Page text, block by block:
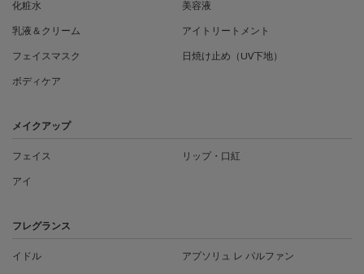
化粧水 美容液
乳液＆クリーム アイトリートメント
フェイスマスク 日焼け止め（UV下地）
ボディケア
メイクアップ
フェイス リップ・口紅
アイ
フレグランス
イドル アプソリュ レ パルファン